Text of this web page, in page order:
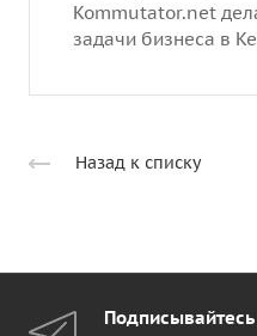
Kommutator.net
задачи бизнеса в
Назад к списку
Подписывайтесь